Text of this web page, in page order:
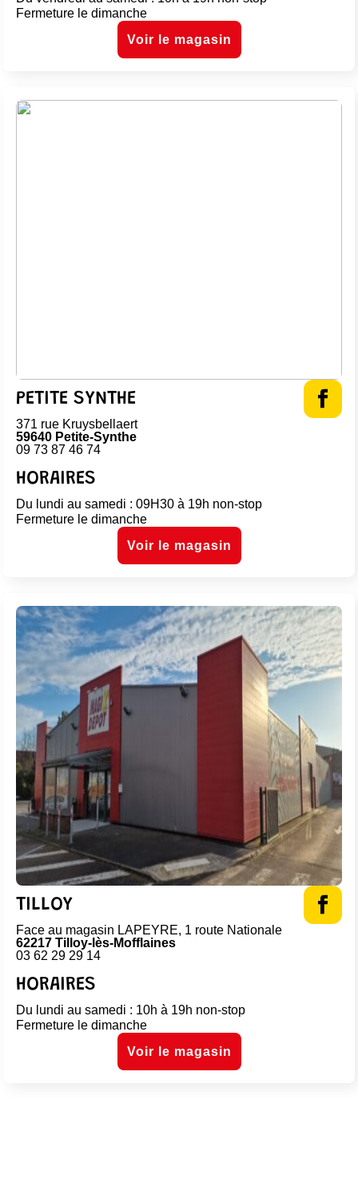
Fermeture le dimanche
Voir le magasin
PETITE SYNTHE
371 rue Kruysbellaert
59640 Petite-Synthe
09 73 87 46 74
HORAIRES
Du lundi au samedi : 09H30 à 19h non-stop
Fermeture le dimanche
Voir le magasin
TILLOY
Face au magasin LAPEYRE, 1 route Nationale
62217 Tilloy-lès-Mofflaines
03 62 29 29 14
HORAIRES
Du lundi au samedi : 10h à 19h non-stop
Fermeture le dimanche
Voir le magasin